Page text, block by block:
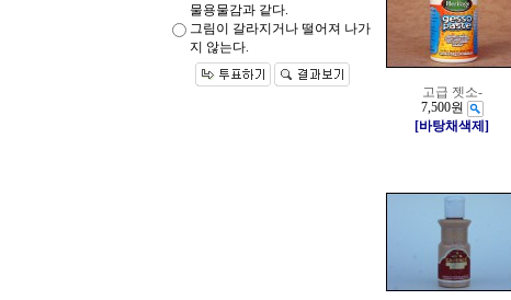
물용물감과 같다.
그림이 갈라지거나 떨어져 나가
지 않는다.
고급 젯소-
7,500원
[바탕채색제]